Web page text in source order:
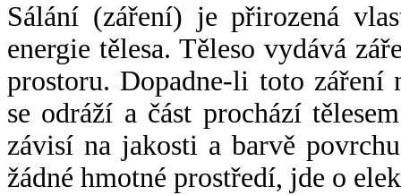
Sálání (záření) je přirozená
energie tělesa. Těleso vydává
prostoru. Dopadne-li toto záření
se odráží a část prochází
závisí na jakosti a barvě
žádné hmotné prostředí, jde o